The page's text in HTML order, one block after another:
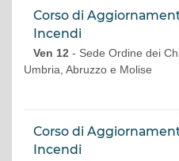
Corso di
Incendi
Ven 12 - Sede Ordine dei
Umbria, Abruzzo e Molise
Corso di
Incendi